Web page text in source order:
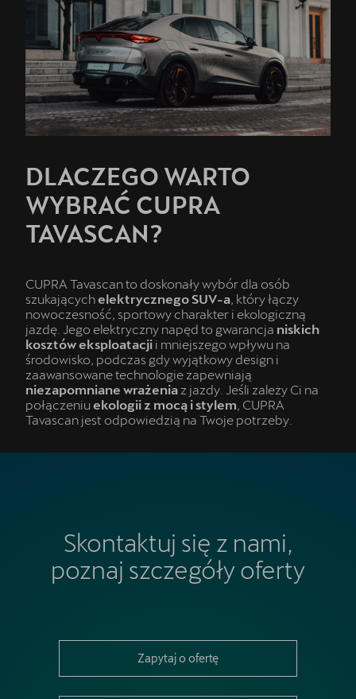
DLACZEGO WARTO
WYBRAĆ CUPRA
TAVASCAN?
CUPRA Tavascan to doskonały wybór dla osób
szukającychelektrycznego SUV-a , który łączy
nowoczesność, sportowy charakter i ekologiczną
jazdę. Jego elektryczny napęd to gwarancja niskich
kosztów eksploatacji i mniejszego wpływu na
środowisko, podczas gdy wyjątkowy design i
zaawansowane technologie zapewniają
niezapomniane wrażenia z jazdy. Jeśli zależy Ci na
połączeniu ekologii z mocą i stylem , CUPRA
Tavascan jest odpowiedzią na Twoje potrzeby.
Skontaktuj się z nami,
poznaj szczegóły oferty
Zapytaj o ofertę